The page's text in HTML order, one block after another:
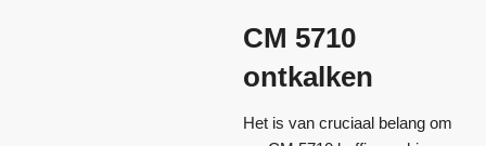
CM 5710
ontkalken
Het is van cruciaal belang om